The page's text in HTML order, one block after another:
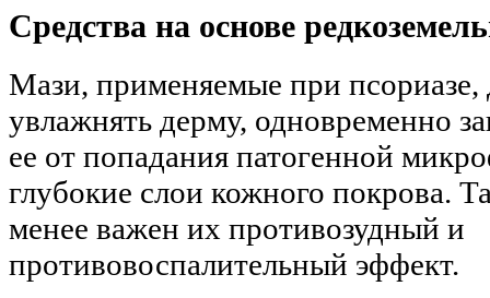
Средства на основе
Мази, применяемые при
увлажнять дерму, одновременно
ее от попадания патогенной
глубокие слои кожного покрова.
менее важен их противозудный и
противовоспалительный эффект.